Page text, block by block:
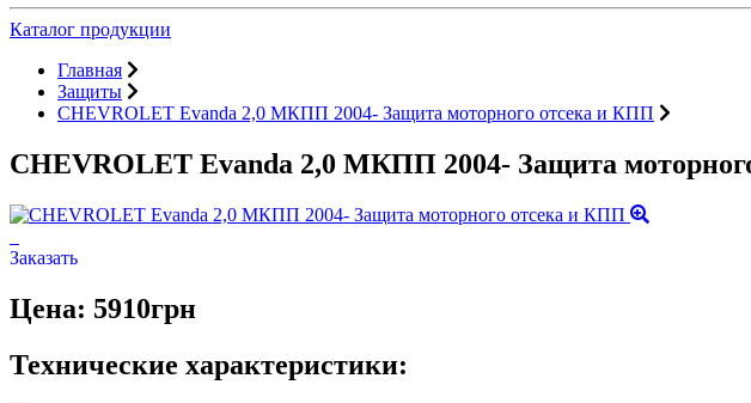
Каталог продукции
Главная
Защиты
CHEVROLET Evanda 2,0 МКПП 2004- Защита моторного отсека и КПП
CHEVROLET Evanda 2,0 МКПП 2004- Защита
Заказать
Цена: 5910грн
Технические характеристики: